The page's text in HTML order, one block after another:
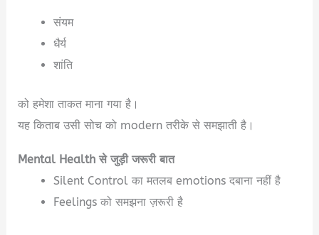
संयम
धैर्य
शांति
को हमेशा ताकत माना गया है।
यह किताब उसी सोच को modern तरीके से समझाती है।
Mental Health से जुड़ी जरूरी बात
Silent Control का मतलब emotions दबाना नहीं है
Feelings को समझना ज़रूरी है